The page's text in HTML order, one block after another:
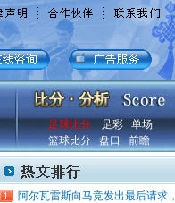
足球比分 足彩
单场
篮球比分
盘口 前瞻
阿尔瓦雷斯向马竞发出最后请求，